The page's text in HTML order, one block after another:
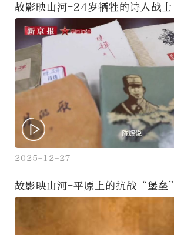
故影映山河-24岁牺牲的诗人战士
2025-12-27
故影映山河-平原上的抗战“堡垒”